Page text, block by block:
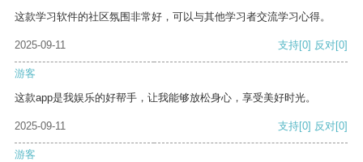
这款学习软件的社区氛围非常好，可以与其他学习者交流学习心得。
2025-09-11 支持[0] 反对[0]
游客
这款app是我娱乐的好帮手，让我能够放松身心，享受美好时光。
2025-09-11 支持[0] 反对[0]
游客